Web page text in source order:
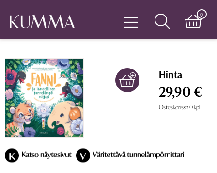
0
Hinta
29,90 €
Ostoskorissa0kpl
K Katso näytesivut V Väritettävä tunnelämpömittari